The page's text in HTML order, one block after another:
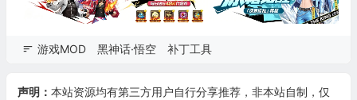
游戏MOD 黑神话·悟空 补丁工具
声明： 本站资源均有第三方用户自行分享推荐，非本站自制，仅